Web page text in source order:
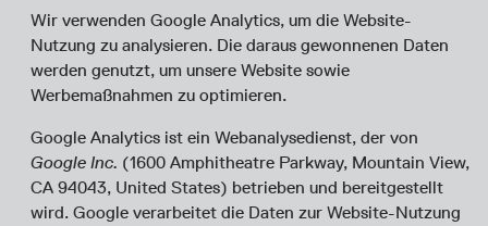
Wir verwenden Google Analytics, um die Website-
Nutzung zu analysieren. Die daraus gewonnenen Daten
werden genutzt, um unsere Website sowie
Werbemaßnahmen zu optimieren.
Google Analytics ist ein Webanalysedienst, der von
Google Inc. (1600 Amphitheatre Parkway, Mountain View,
CA 94043, United States) betrieben und bereitgestellt
wird. Google verarbeitet die Daten zur Website-Nutzung